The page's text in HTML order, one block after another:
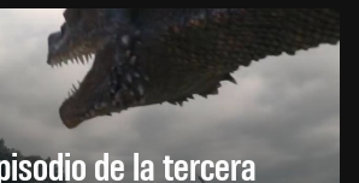
de la tercera